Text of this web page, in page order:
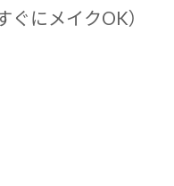
ぐにメイクOK）